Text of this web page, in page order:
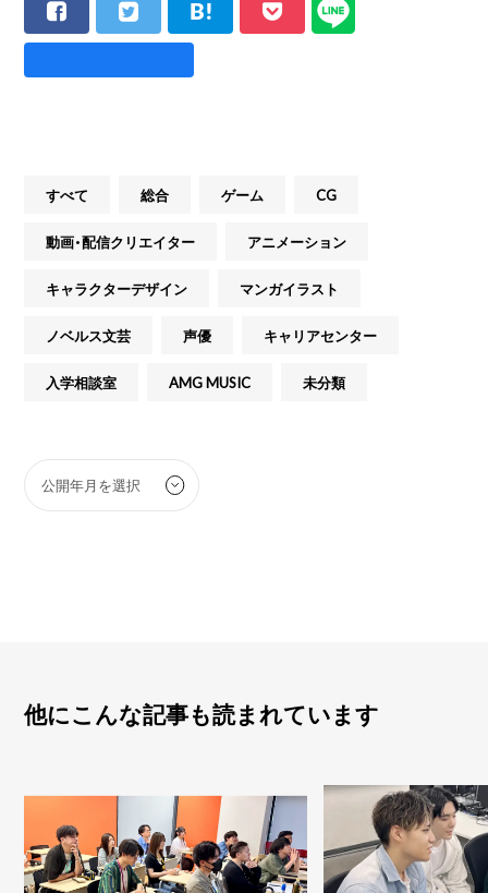
すべて 総合 ゲーム CG
動画・配信クリエイター アニメーション
キャラクターデザイン マンガイラスト
ノベルス文芸 声優 キャリアセンター
入学相談室 AMG MUSIC 未分類
他にこんな記事も読まれています